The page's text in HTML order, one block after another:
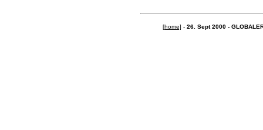
[home] - 26. Sept 2000 -